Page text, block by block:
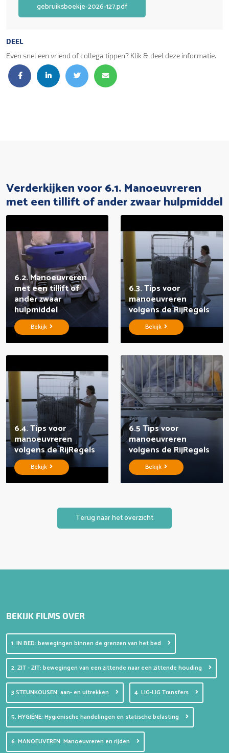
gebruiksboekje-2026-127.pdf
DEEL
Even snel een vriend of collega tippen? Klik & deel deze informatie.
Verderkijken voor 6.1. Manoeuvreren
met een tillift of ander zwaar hulpmiddel
6.2. Manoeuvreren
met een tillift of
ander zwaar
hulpmiddel
Bekijk
6.3. Tips voor
manoeuvreren
volgens de RijRegels
Bekijk
6.4. Tips voor
manoeuvreren
volgens de RijRegels
Bekijk
6.5 Tips voor
manoeuvreren
volgens de RijRegels
Bekijk
Terug naar het overzicht
BEKIJK FILMS OVER
1. IN BED: bewegingen binnen de grenzen van het bed
2. ZIT - ZIT: bewegingen van een zittende naar een zittende houding
3.STEUNKOUSEN: aan- en uitrekken 4. LIG-LIG Transfers
5. HYGIÉNE: Hygiënische handelingen en statische belasting
6. MANOEUVEREN: Manoeuvreren en rijden